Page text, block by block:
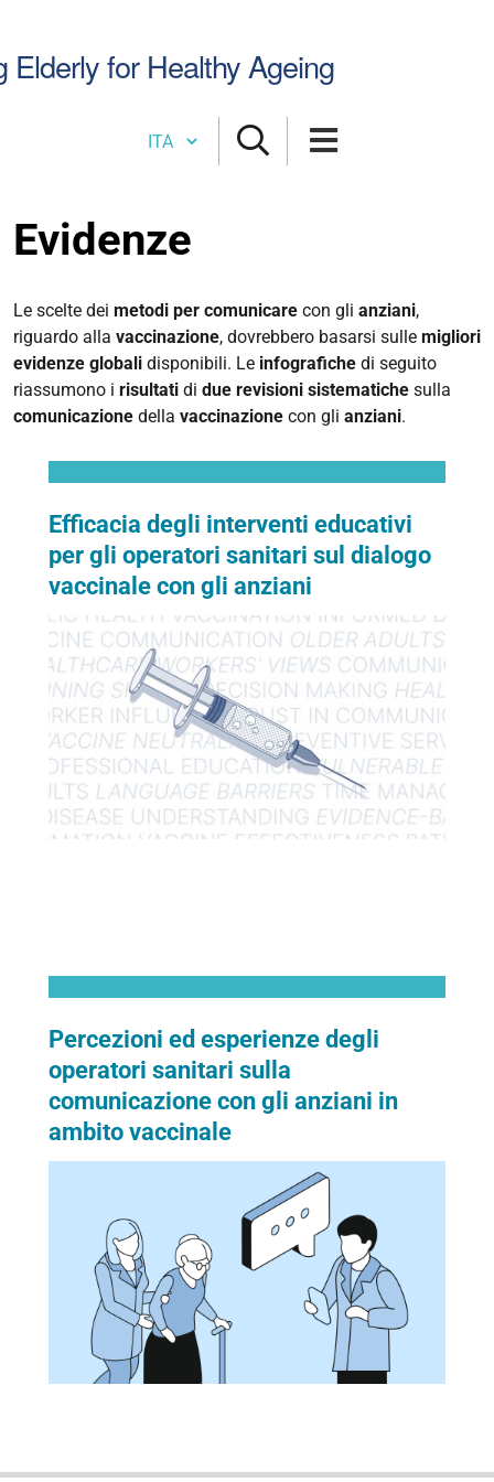
Elderly for Healthy Ageing
nel
Cambia lingua
Evidenze
Le scelte dei metodi per comunicare con gli anziani,
riguardo alla vaccinazione, dovrebbero basarsi sulle migliori
evidenze globali disponibili. Le infografiche di seguito
riassumono i risultati di due revisioni sistematiche sulla
comunicazione della vaccinazione con gli anziani.
Efficacia degli interventi educativi
per gli operatori sanitari sul dialogo
vaccinale con gli anziani
Percezioni ed esperienze degli
operatori sanitari sulla
comunicazione con gli anziani in
ambito vaccinale